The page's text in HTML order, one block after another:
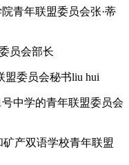
青年联盟委员会张·蒂
员会部长
盟委员会秘书liu hui
号中学的青年联盟委员会
矿产双语学校青年联盟